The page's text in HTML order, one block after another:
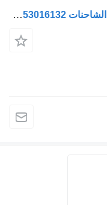
قضيب ارتكاسي V-Brat de Control لـ الشاحنات MAN 81432706080 / 81953016132